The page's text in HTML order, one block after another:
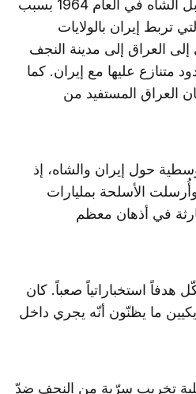
أُرسِل آية الله الخميني إلى المنفى في تركيا من قبل الشاه في العام 1964 بسبب
تربط إيران بالولايات
1965، انتقل خميني إلى العراق إلى مدينة النجف
متنازع عليها مع إيران. كما
العراق المستفيد من
حول إيران والشاه، إذ
الأسلحة بمليارات
في أذهان معظم
هدفاً استخباراتياً صعباً. كان
ما يظنّون أنّه يجري داخل
تخريب سرّية من النجف ضدّ